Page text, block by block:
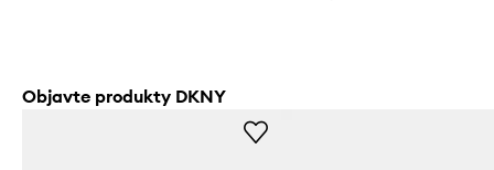
Objavte produkty DKNY